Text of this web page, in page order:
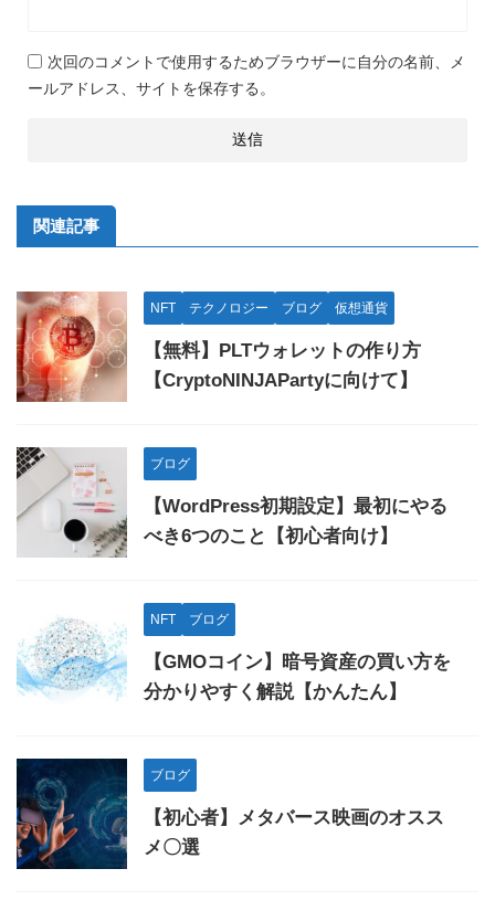
次回のコメントで使用するためブラウザーに自分の名前、メ
ールアドレス、サイトを保存する。
関連記事
NFT テクノロジー ブログ 仮想通貨
【無料】PLTウォレットの作り方
【CryptoNINJAPartyに向けて】
ブログ
【WordPress初期設定】最初にやる
べき6つのこと【初心者向け】
NFT ブログ
【GMOコイン】暗号資産の買い方を
分かりやすく解説【かんたん】
ブログ
【初心者】メタバース映画のオスス
メ〇選